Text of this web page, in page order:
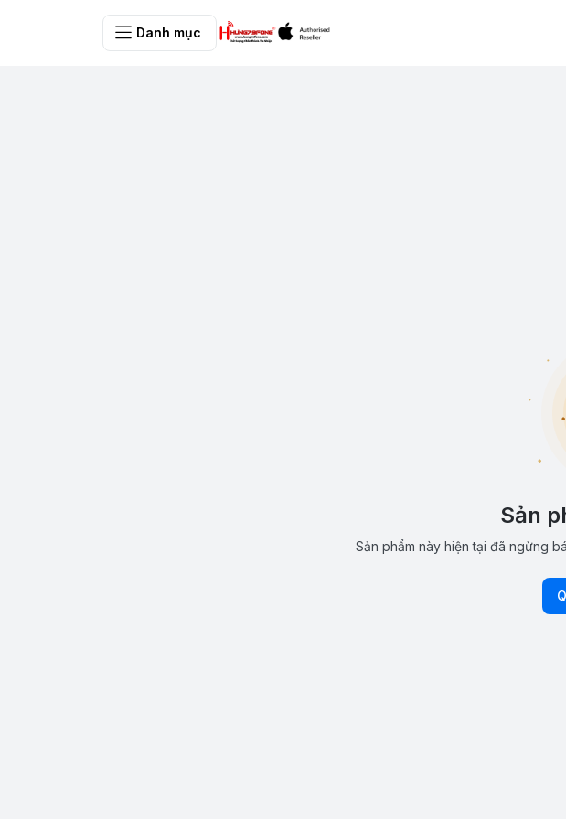
Danh mục
Sản
Sản phẩm này hiện tại đã ngừng